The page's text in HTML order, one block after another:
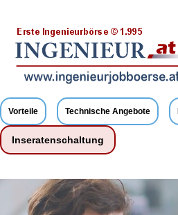
Vorteile Technische Angebote
Inseratenschaltung